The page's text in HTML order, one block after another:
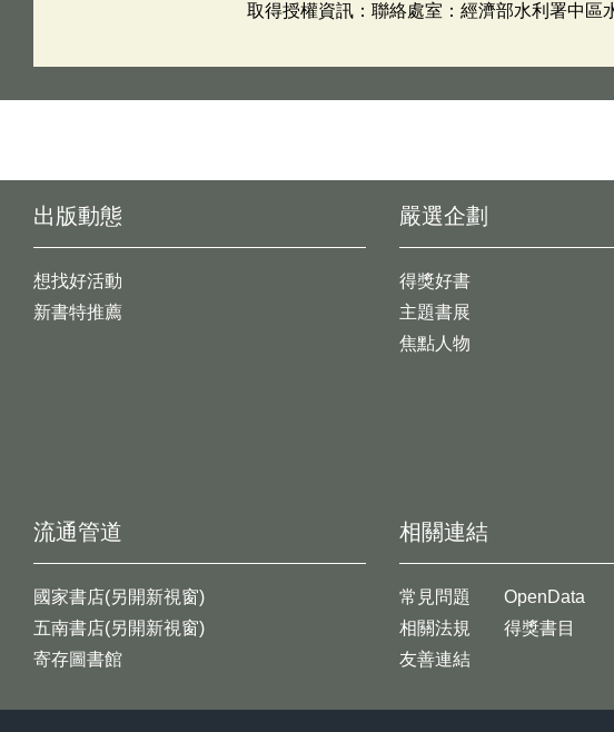
取得授權資訊：聯絡處室：經濟部水利署中區
出版動態
想找好活動
新書特推薦
嚴選企劃
得獎好書
主題書展
焦點人物
流通管道
國家書店(另開新視窗)
五南書店(另開新視窗)
寄存圖書館
相關連結
常見問題
相關法規
友善連結
OpenData
得獎書目